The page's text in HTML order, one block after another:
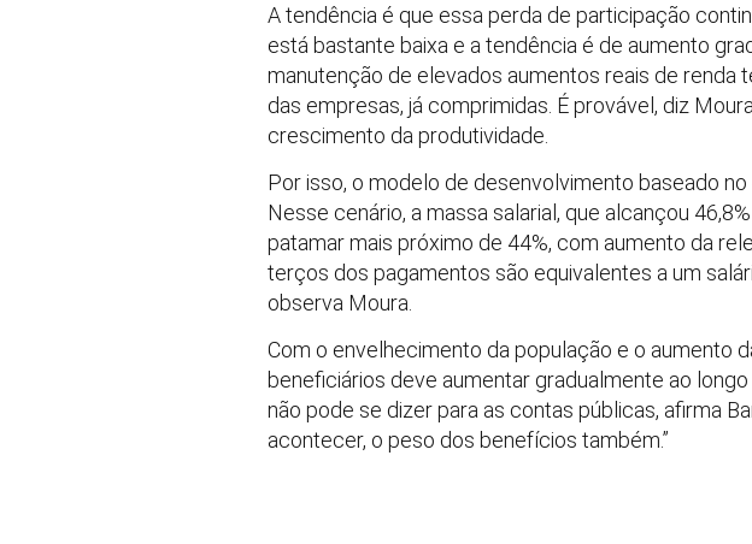
A tendência é que essa perda de participação
está bastante baixa e a tendência é de aumento
manutenção de elevados aumentos reais de renda
das empresas, já comprimidas. É provável, diz
crescimento da produtividade.
Por isso, o modelo de desenvolvimento baseado
Nesse cenário, a massa salarial, que alcançou
patamar mais próximo de 44%, com aumento da
terços dos pagamentos são equivalentes a um
observa Moura.
Com o envelhecimento da população e o aumento
beneficiários deve aumentar gradualmente ao
não pode se dizer para as contas públicas, afirma
acontecer, o peso dos benefícios também.”